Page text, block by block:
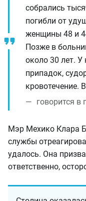
собрались
погибли от
женщины 48 и
Позже в
около 30 лет. У
припадок,
кровотечение.
говорится в
Мэр Мехико Клара
службы
удалось. Она
ответственно,